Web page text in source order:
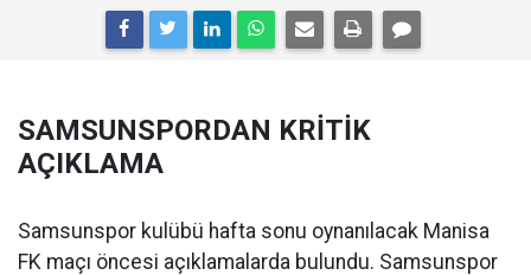
SAMSUNSPORDAN KRİTİK
AÇIKLAMA
Samsunspor kulübü hafta sonu oynanılacak Manisa
FK maçı öncesi açıklamalarda bulundu. Samsunspor